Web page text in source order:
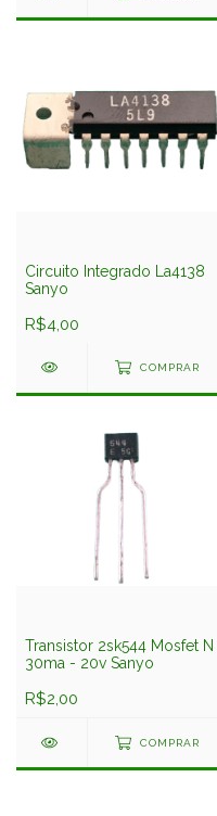
Circuito Integrado La4138
Sanyo
R$4,00
COMPRAR
Transistor 2sk544 Mosfet N
30ma - 20v Sanyo
R$2,00
COMPRAR